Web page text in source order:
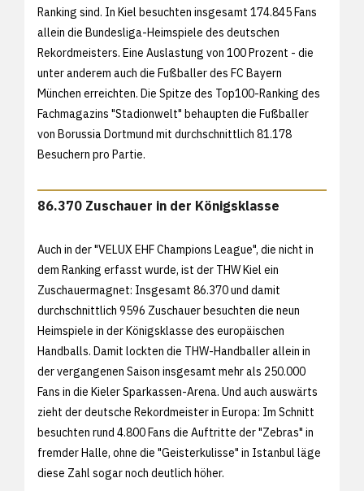
Ranking sind. In Kiel besuchten insgesamt 174.845 Fans
allein die Bundesliga-Heimspiele des deutschen
Rekordmeisters. Eine Auslastung von 100 Prozent - die
unter anderem auch die Fußballer des FC Bayern
München erreichten. Die Spitze des Top100-Ranking des
Fachmagazins "Stadionwelt" behaupten die Fußballer
von Borussia Dortmund mit durchschnittlich 81.178
Besuchern pro Partie.
86.370 Zuschauer in der Königsklasse
Auch in der "VELUX EHF Champions League", die nicht in
dem Ranking erfasst wurde, ist der THW Kiel ein
Zuschauermagnet: Insgesamt 86.370 und damit
durchschnittlich 9596 Zuschauer besuchten die neun
Heimspiele in der Königsklasse des europäischen
Handballs. Damit lockten die THW-Handballer allein in
der vergangenen Saison insgesamt mehr als 250.000
Fans in die Kieler Sparkassen-Arena. Und auch auswärts
zieht der deutsche Rekordmeister in Europa: Im Schnitt
besuchten rund 4.800 Fans die Auftritte der "Zebras" in
fremder Halle, ohne die "Geisterkulisse" in Istanbul läge
diese Zahl sogar noch deutlich höher.